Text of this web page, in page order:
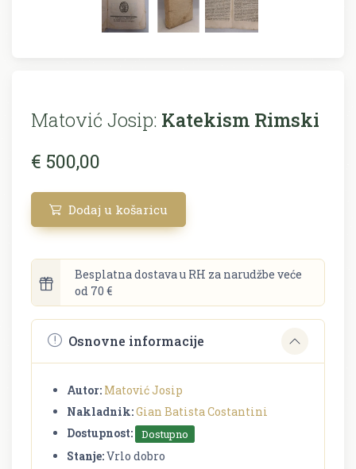
Matović Josip: Katekism Rimski
€ 500,00
Dodaj u košaricu
Besplatna dostava u RH za narudžbe veće
od 70 €
Osnovne informacije
Autor: Matović Josip
Nakladnik:Gian Batista Costantini
Dostupnost:
Dostupno
Stanje:Vrlo dobro